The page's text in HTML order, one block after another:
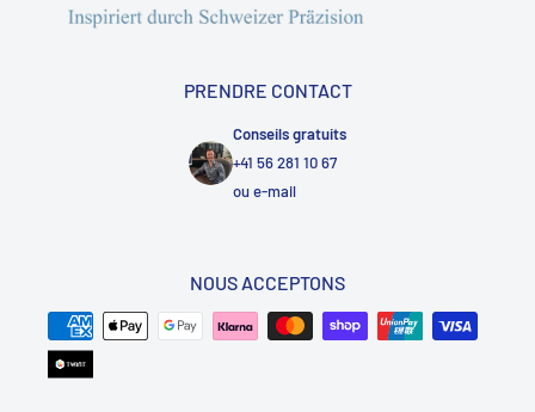
PRENDRE CONTACT
Conseils gratuits
+41 56 281 10 67
oue-mail
NOUS ACCEPTONS